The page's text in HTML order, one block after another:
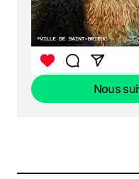
Nous